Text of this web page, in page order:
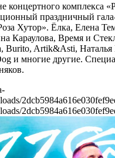
концертного комплекса
праздничный
Хутор». Ёлка, Елена
Караулова, Время и
Artik&Asti, Наталья
и многие другие.